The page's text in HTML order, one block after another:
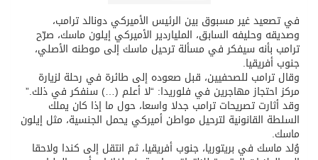
ثلة من الضابطات في الجييش الكويتي
كسوة الكعبة تعتلي البيت العتيق
في تصعيد غير مسبوق بين الرئيس الأميركي دونالد ترامب،
وصديقه وحليفه السابق، الملياردير الأميركي إيلون ماسك، صرّح
ترامب بأنه سيفكر في مسألة ترحيل ماسك إلى موطنه الأصلي،
جنوب أفريقيا.
وقال ترامب للصحفيين، قبل صعوده إلى طائرة في رحلة لزيارة
مركز احتجاز مهاجرين في فلوريدا: “لا أعلم (…) سنفكر في ذلك.”
وقد أثارت تصريحات ترامب جدلا واسعا، حول ما إذا كان يملك
السلطة القانونية لترحيل مواطن أميركي يحمل الجنسية، مثل إيلون
ماسك.
وُلد ماسك في بريتوريا، جنوب أفريقيا، ثم انتقل إلى كندا ولاحقا